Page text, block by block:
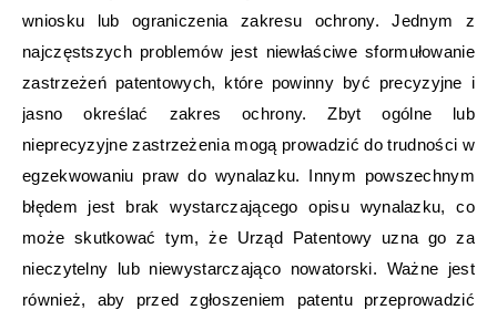
wniosku lub ograniczenia zakresu ochrony. Jednym z
najczęstszych problemów jest niewłaściwe sformułowanie
zastrzeżeń patentowych, które powinny być precyzyjne i
jasno określać zakres ochrony. Zbyt ogólne lub
nieprecyzyjne zastrzeżenia mogą prowadzić do trudności w
egzekwowaniu praw do wynalazku. Innym powszechnym
błędem jest brak wystarczającego opisu wynalazku, co
może skutkować tym, że Urząd Patentowy uzna go za
nieczytelny lub niewystarczająco nowatorski. Ważne jest
również, aby przed zgłoszeniem patentu przeprowadzić